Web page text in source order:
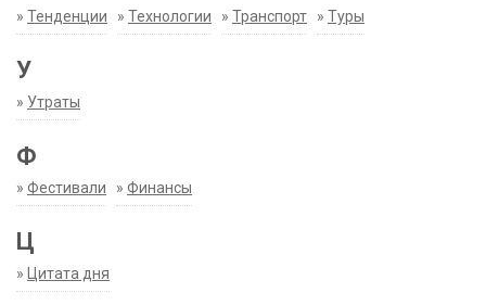
» Тенденции » Технологии » Транспорт » Туры
У
» Утраты
Ф
» Фестивали » Финансы
Ц
» Цитата дня